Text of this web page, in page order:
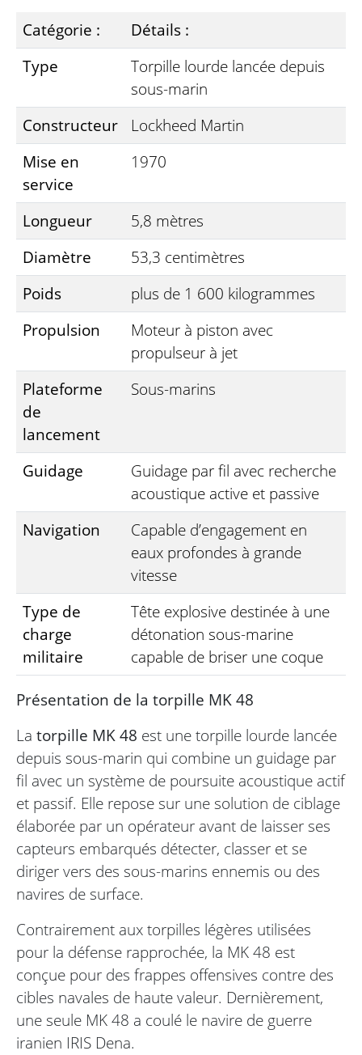
Catégorie :
Détails :
Type
Torpille lourde lancée depuis
sous-marin
Constructeur
Lockheed Martin
Mise en
service
1970
Longueur
5,8 mètres
Diamètre
53,3 centimètres
Poids
plus de 1 600 kilogrammes
Propulsion
Moteur à piston avec
propulseur à jet
Plateforme
de
lancement
Sous-marins
Guidage
Guidage par fil avec recherche
acoustique active et passive
Navigation
Capable d’engagement en
eaux profondes à grande
vitesse
Type de
charge
militaire
Tête explosive destinée à une
détonation sous-marine
capable de briser une coque
Présentation de la torpille MK 48
La torpille MK 48 est une torpille lourde lancée
depuis sous-marin qui combine un guidage par
fil avec un système de poursuite acoustique actif
et passif. Elle repose sur une solution de ciblage
élaborée par un opérateur avant de laisser ses
capteurs embarqués détecter, classer et se
diriger vers des sous-marins ennemis ou des
navires de surface.
Contrairement aux torpilles légères utilisées
pour la défense rapprochée, la MK 48 est
conçue pour des frappes offensives contre des
cibles navales de haute valeur. Dernièrement,
une seule MK 48 a coulé le navire de guerre
iranien IRIS Dena.